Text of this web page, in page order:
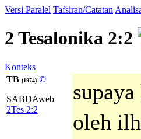
Versi Paralel Tafsiran/Catatan
2 Tesalonika 2:2
Konteks
TB (1974) ©
SABDAweb
2Tes 2:2
oleh